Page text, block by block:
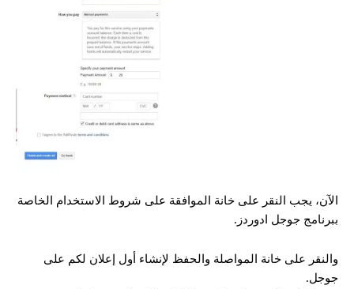
الآن، يجب النقر على خانة الموافقة على شروط الاستخدام الخاصة
ببرنامج جوجل ادوردز.
والنقر على خانة المواصلة والحفظ لإنشاء أول إعلان لكم على
جوجل.